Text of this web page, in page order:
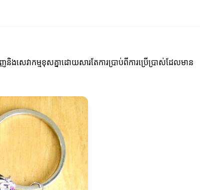
សេវាកម្មខុសគ្នាដោយសារតែការប្រាប់ពីការប្រើប្រាស់ដែលមាន